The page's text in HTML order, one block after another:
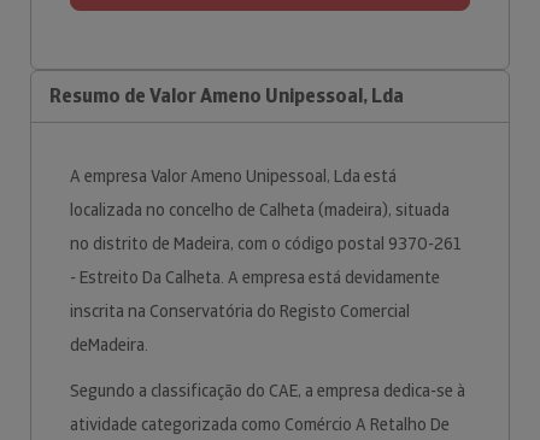
Resumo de Valor Ameno Unipessoal, Lda
A empresa Valor Ameno Unipessoal, Lda está
localizada no concelho de Calheta (madeira), situada
no distrito de Madeira, com o código postal 9370-261
- Estreito Da Calheta. A empresa está devidamente
inscrita na Conservatória do Registo Comercial
deMadeira.
Segundo a classificação do CAE, a empresa dedica-se à
atividade categorizada como Comércio A Retalho De